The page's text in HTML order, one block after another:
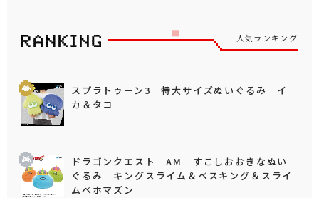
人気ランキング
スプラトゥーン3 特大サイズぬいぐるみ イ
カ＆タコ
ドラゴンクエスト AM すこしおおきなぬい
ぐるみ キングスライム＆ベスキング＆スライ
ムベホマズン